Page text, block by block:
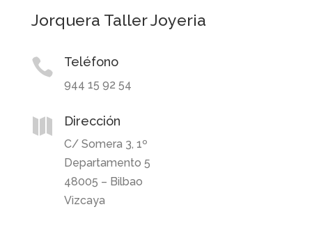
Jorquera Taller Joyeria
 Teléfono
944 15 92 54
 Dirección
C/ Somera 3, 1º
Departamento 5
48005 – Bilbao
Vizcaya